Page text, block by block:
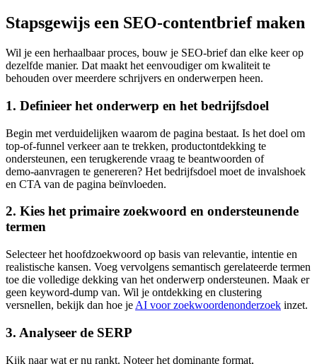
Stapsgewijs een SEO‑contentbrief maken
Wil je een herhaalbaar proces, bouw je SEO‑brief dan elke keer op
dezelfde manier. Dat maakt het eenvoudiger om kwaliteit te
behouden over meerdere schrijvers en onderwerpen heen.
1. Definieer het onderwerp en het bedrijfsdoel
Begin met verduidelijken waarom de pagina bestaat. Is het doel om
top‑of‑funnel verkeer aan te trekken, productontdekking te
ondersteunen, een terugkerende vraag te beantwoorden of
demo‑aanvragen te genereren? Het bedrijfsdoel moet de invalshoek
en CTA van de pagina beïnvloeden.
2. Kies het primaire zoekwoord en ondersteunende
termen
Selecteer het hoofdzoekwoord op basis van relevantie, intentie en
realistische kansen. Voeg vervolgens semantisch gerelateerde termen
toe die volledige dekking van het onderwerp ondersteunen. Maak er
geen keyword‑dump van. Wil je ontdekking en clustering
versnellen, bekijk dan hoe je AI voor zoekwoordenonderzoek inzet.
3. Analyseer de SERP
Kijk naar wat er nu rankt. Noteer het dominante format,